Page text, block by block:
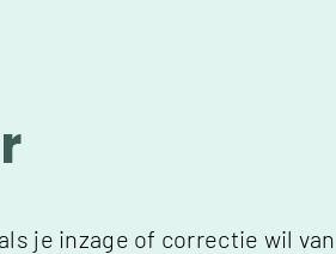
je inzage of correctie wil